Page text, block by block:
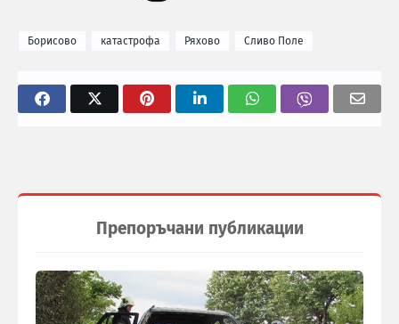
Борисово катастрофа Ряхово Сливо Поле
Препоръчани публикации